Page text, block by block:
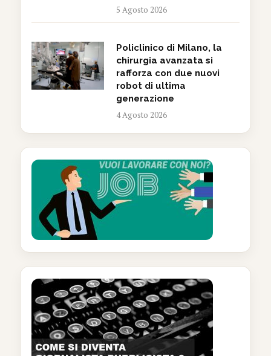
5 Agosto 2026
Policlinico di Milano, la
chirurgia avanzata si
rafforza con due nuovi
robot di ultima
generazione
4 Agosto 2026